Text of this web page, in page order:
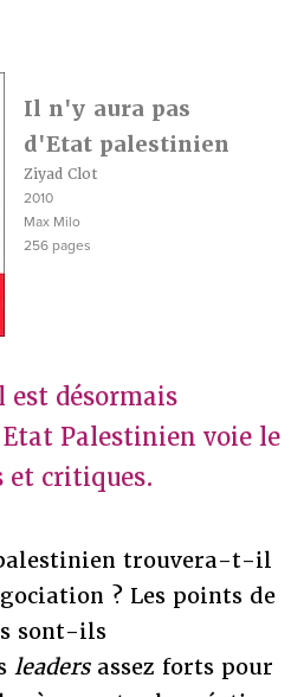
Il n'y aura pas
d'Etat palestinien
Ziyad Clot
2010
Max Milo
256 pages
est désormais
Palestinien voie le
et critiques.
trouvera-t-il
? Les points de
sont-ils
leadersassez forts pour